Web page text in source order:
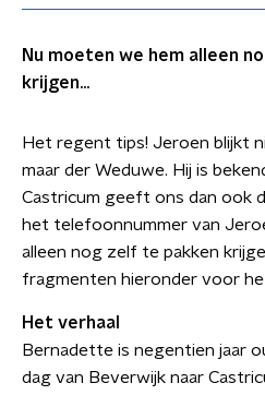
Nu moeten we hem alleen
krijgen...
Het regent tips! Jeroen blijkt
maar der Weduwe. Hij is
Castricum geeft ons dan ook
het telefoonnummer van
alleen nog zelf te pakken
fragmenten hieronder voor
Het verhaal
Bernadette is negentien jaar
dag van Beverwijk naar